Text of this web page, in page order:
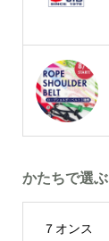
かたちで選ぶ
７オンス